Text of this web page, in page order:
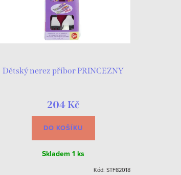
Dětský nerez příbor PRINCEZNY
204 Kč
DO KOŠÍKU
Skladem1 ks
Kód: STF82018